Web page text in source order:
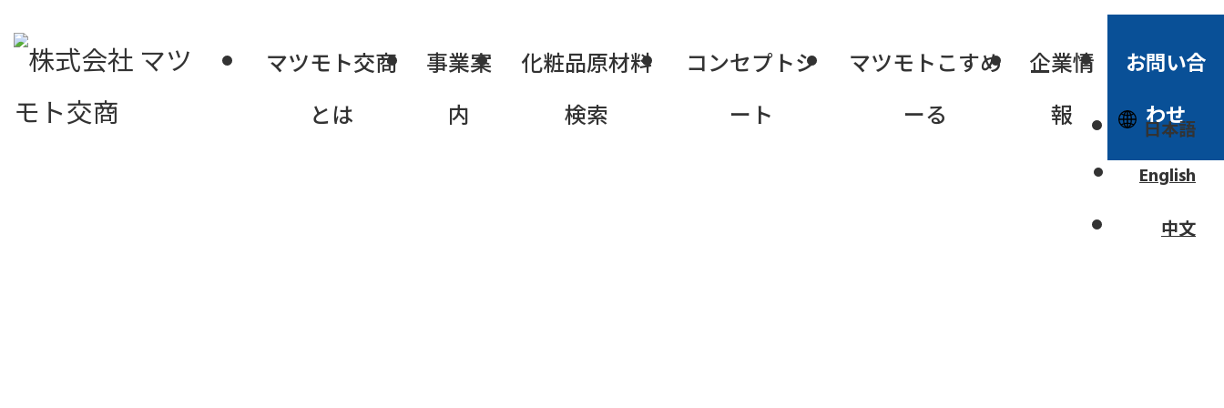
マツモト交商
とは
事業案
内
化粧品原材料
検索
コンセプトシ
ート
マツモトこすめ
ーる
企業情
報
お問い合
わせ
日本語
English
中文
マツモト交商化粧品原材料データベー